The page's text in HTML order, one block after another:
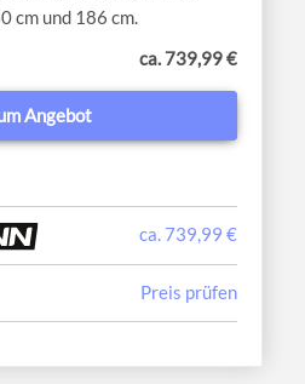
cm und 186 cm.
ca. 739,99 €
Angebot
ca. 739,99 €
Preis prüfen